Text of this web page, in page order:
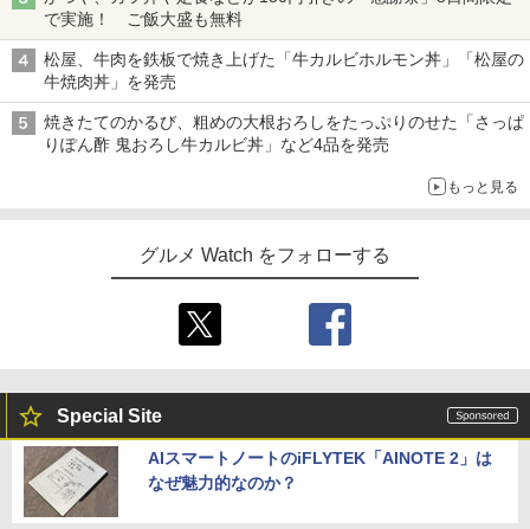
で実施！ ご飯大盛も無料
松屋、牛肉を鉄板で焼き上げた「牛カルビホルモン丼」「松屋の
牛焼肉丼」を発売
焼きたてのかるび、粗めの大根おろしをたっぷりのせた「さっぱ
りぽん酢 鬼おろし牛カルビ丼」など4品を発売
もっと見る
グルメ Watch をフォローする
Special Site
AIスマートノートのiFLYTEK「AINOTE 2」は
なぜ魅力的なのか？